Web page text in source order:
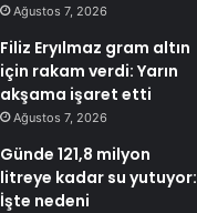
Ağustos 7, 2026
Filiz Eryılmaz gram altın
için rakam verdi: Yarın
akşama işaret etti
Ağustos 7, 2026
Günde 121,8 milyon
litreye kadar su yutuyor:
İşte nedeni